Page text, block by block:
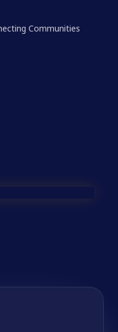
Communities